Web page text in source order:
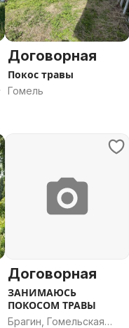
Договорная
Покос травы
Гомель
Договорная
ЗАНИМАЮСЬ
ПОКОСОМ ТРАВЫ
Брагин, Гомельская